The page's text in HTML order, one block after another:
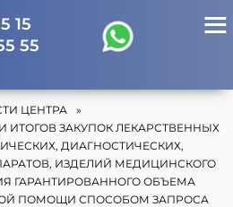
15
55
ЦЕНТРА
»
ЗАКУПОК ЛЕКАРСТВЕННЫХ
ДИАГНОСТИЧЕСКИХ,
ИЗДЕЛИЙ МЕДИЦИНСКОГО
ГАРАНТИРОВАННОГО ОБЪЕМА
ПОМОЩИ СПОСОБОМ ЗАПРОСА